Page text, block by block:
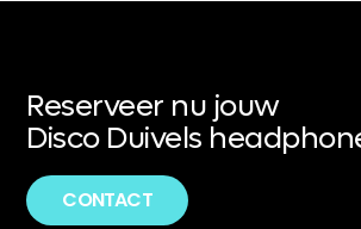
Reserveer nu jouw
Disco Duivels
CONTACT